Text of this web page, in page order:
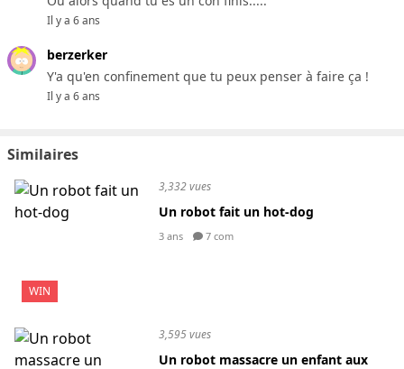
Il y a 6 ans
berzerker
Y'a qu'en confinement que tu peux penser à faire ça !
Il y a 6 ans
Similaires
WIN
3,332 vues
Un robot fait un hot-dog
3 ans 7 com
3,595 vues
Un robot massacre un enfant aux